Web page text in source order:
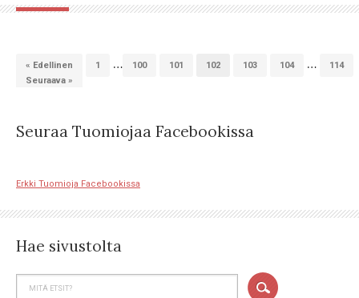
« Edellinen 1 … 100 101 102 103 104 …
114
Seuraava »
Seuraa Tuomiojaa Facebookissa
Erkki Tuomioja Facebookissa
Hae sivustolta